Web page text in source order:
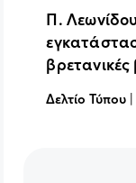
Π.
Δελτίο Τύπου